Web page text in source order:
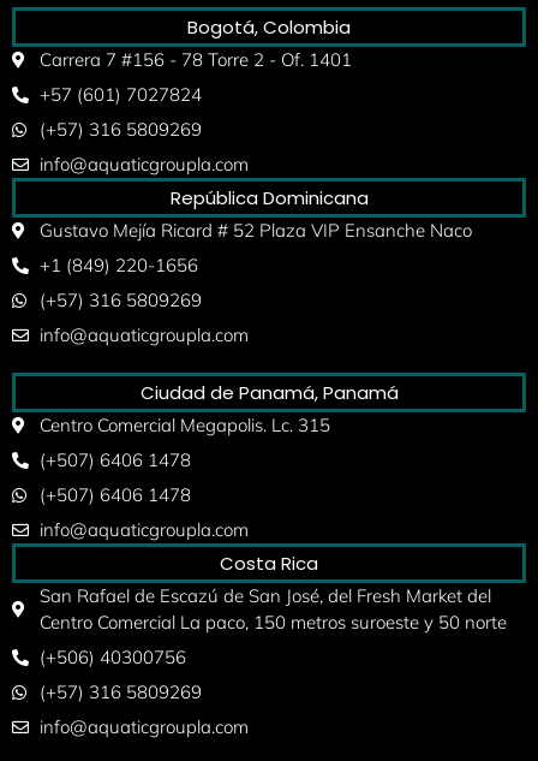
Bogotá, Colombia
Carrera 7 #156 - 78 Torre 2 - Of. 1401
+57 (601) 7027824
(+57) 316 5809269
info@aquaticgroupla.com
República Dominicana
Gustavo Mejía Ricard # 52 Plaza VIP Ensanche Naco
+1 (849) 220-1656
(+57) 316 5809269
info@aquaticgroupla.com
Ciudad de Panamá, Panamá
Centro Comercial Megapolis. Lc. 315
(+507) 6406 1478
(+507) 6406 1478
info@aquaticgroupla.com
Costa Rica
San Rafael de Escazú de San José, del Fresh Market del
Centro Comercial La paco, 150 metros suroeste y 50 norte
(+506) 40300756
(+57) 316 5809269
info@aquaticgroupla.com